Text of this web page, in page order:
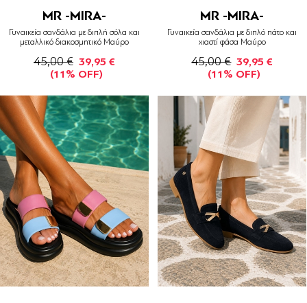
MR -MIRA-
Γυναικεία σανδάλια με διπλή σόλα και
μεταλλικό διακοσμητικό Μαύρο
45,00 € 39,95 €
(11% OFF)
MR -MIRA-
Γυναικεία σανδάλια με διπλό πάτο και
χιαστί φάσα Μαύρο
45,00 € 39,95 €
(11% OFF)